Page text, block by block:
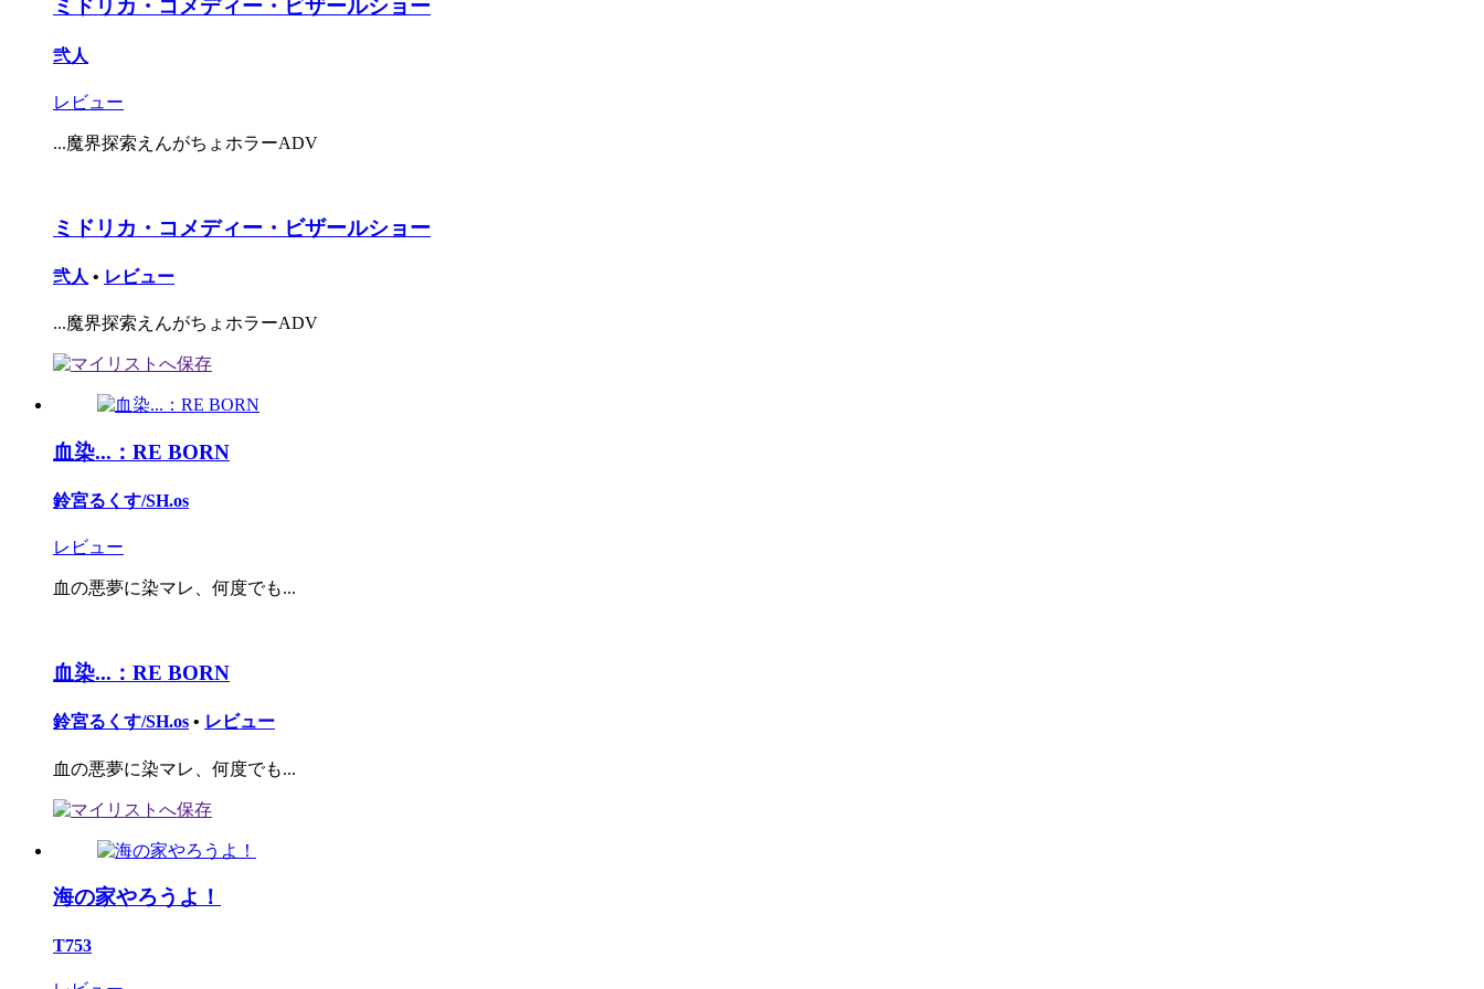
ミドリカ・コメディー・ビザールショー
弐人
レビュー
...魔界探索えんがちょホラーADV
ミドリカ・コメディー・ビザールショー
弐人 • レビュー
...魔界探索えんがちょホラーADV
血染...：RE BORN
鈴宮るくす/SH.os
レビュー
血の悪夢に染マレ、何度でも...
血染...：RE BORN
鈴宮るくす/SH.os • レビュー
血の悪夢に染マレ、何度でも...
海の家やろうよ！
T753